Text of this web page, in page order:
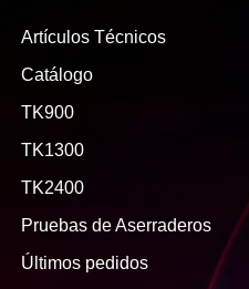
Artículos Técnicos
Catálogo
TK900
TK1300
TK2400
Pruebas de Aserraderos
Últimos pedidos